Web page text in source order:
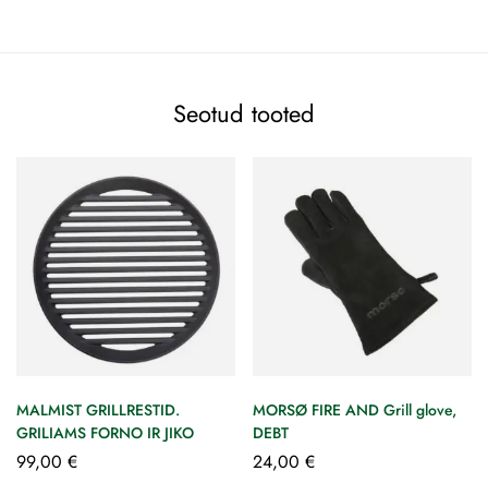
Seotud tooted
MALMIST GRILLRESTID.
GRILIAMS FORNO IR JIKO
99,00 €
MORSØ FIRE AND Grill glove,
DEBT
24,00 €